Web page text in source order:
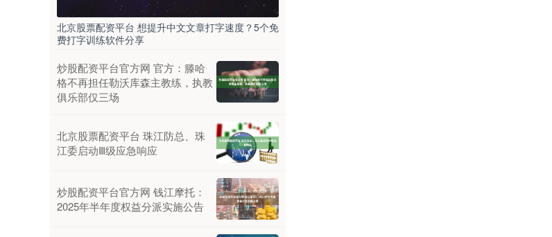
北京股票配资平台 想提升中文文章打字速度？5个免
费打字训练软件分享
炒股配资平台官方网 官方：滕哈
格不再担任勒沃库森主教练，执教
俱乐部仅三场
北京股票配资平台 珠江防总、珠
江委启动Ⅲ级应急响应
炒股配资平台官方网 钱江摩托：
2025年半年度权益分派实施公告